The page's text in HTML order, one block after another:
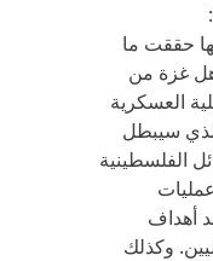
حققت ما
غزة من
العسكرية
سيبطل
الفلسطينية
أهداف
وكذلك